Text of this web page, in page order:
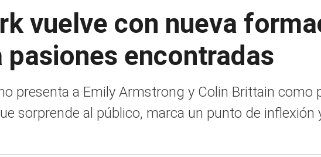
vuelve con nueva
pasiones encontradas
presenta a Emily Armstrong y Colin Brittain como
sorprende al público, marca un punto de